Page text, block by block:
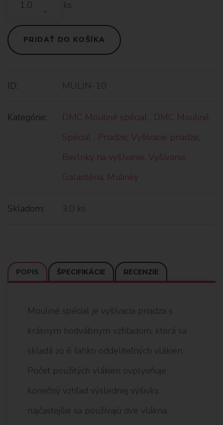
ks
PRIDAŤ DO KOŠÍKA
ID: MULIN-10
Kategórie: DMC Mouliné spécial , DMC Mouliné
Spécial , Priadze, Vyšívacie priadze,
Bavlnky na vyšívanie, Vyšívanie,
Galantéria, Mulinky
Skladom: 3.0 ks
POPIS ŠPECIFIKÁCIE RECENZIE
Mouliné spécial je vyšívacia priadza s
krásnym hodvábnym vzhľadom, ktorá sa
skladá zo 6 ľahko oddeliteľných vlákien.
Počet použitých vlákien ovplyvňuje
konečný vzhľad výslednej výšivky,
najčastejšie sa používajú dve vlákna.